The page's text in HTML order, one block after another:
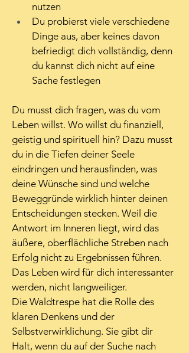
nutzen
Du probierst viele verschiedene
Dinge aus, aber keines davon
befriedigt dich vollständig, denn
du kannst dich nicht auf eine
Sache festlegen
Du musst dich fragen, was du vom
Leben willst. Wo willst du finanziell,
geistig und spirituell hin? Dazu musst
du in die Tiefen deiner Seele
eindringen und herausfinden, was
deine Wünsche sind und welche
Beweggründe wirklich hinter deinen
Entscheidungen stecken. Weil die
Antwort im Inneren liegt, wird das
äußere, oberflächliche Streben nach
Erfolg nicht zu Ergebnissen führen.
Das Leben wird für dich interessanter
werden, nicht langweiliger.
Die Waldtrespe hat die Rolle des
klaren Denkens und der
Selbstverwirklichung. Sie gibt dir
Halt, wenn du auf der Suche nach